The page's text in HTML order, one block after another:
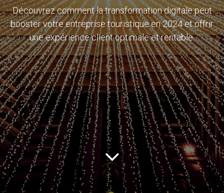
Découvrez comment la transformation digitale peut
booster votre entreprise touristique en 2024 et offrir
une expérience client optimale et rentable.